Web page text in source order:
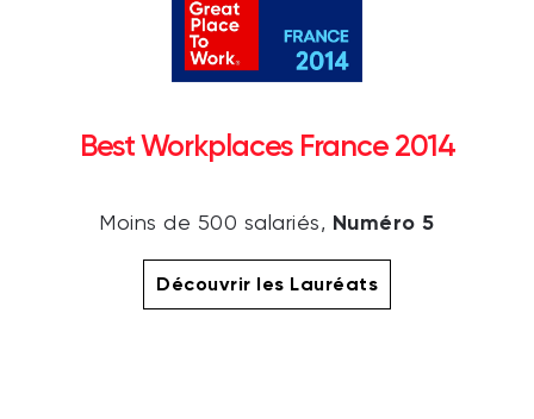
Best Workplaces France 2014
Moins de 500 salariés, Numéro 5
Découvrir les Lauréats